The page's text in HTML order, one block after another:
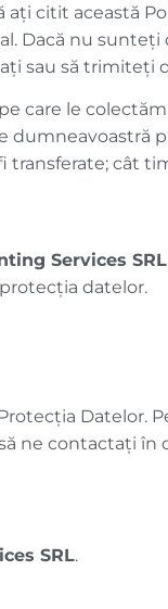
citit această
Dacă nu
sau să trimiteți
le
cât
Services SRL
datelor.
Datelor.
ne contactați în
SRL.